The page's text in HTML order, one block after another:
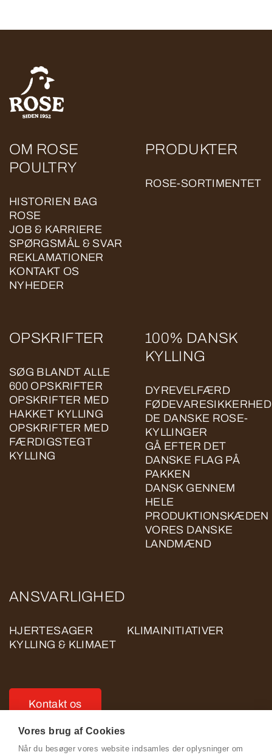
OM ROSE
POULTRY
HISTORIEN BAG
ROSE
JOB & KARRIERE
SPØRGSMÅL & SVAR
REKLAMATIONER
KONTAKT OS
NYHEDER
PRODUKTER
ROSE-SORTIMENTET
OPSKRIFTER
SØG BLANDT ALLE
600 OPSKRIFTER
OPSKRIFTER MED
HAKKET KYLLING
OPSKRIFTER MED
FÆRDIGSTEGT
KYLLING
100% DANSK
KYLLING
DYREVELFÆRD
FØDEVARESIKKERHED
DE DANSKE ROSE-
KYLLINGER
GÅ EFTER DET
DANSKE FLAG PÅ
PAKKEN
DANSK GENNEM
HELE
PRODUKTIONSKÆDEN
VORES DANSKE
LANDMÆND
ANSVARLIGHED
HJERTESAGER
KLIMAINITIATIVER
KYLLING & KLIMAET
Kontakt os
Vores brug af Cookies
Når du besøger vores website indsamles der oplysninger om